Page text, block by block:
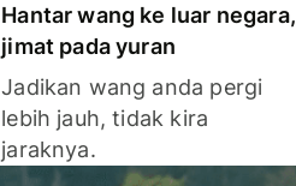
Hantar wang ke luar negara,
jimat pada yuran
Jadikan wang anda pergi
lebih jauh, tidak kira
jaraknya.